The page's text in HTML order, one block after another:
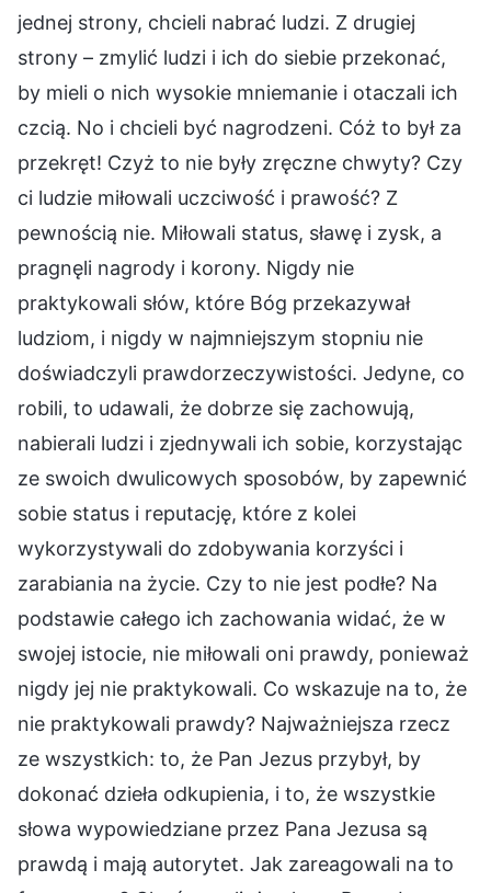
jednej strony, chcieli nabrać ludzi. Z drugiej
strony – zmylić ludzi i ich do siebie przekonać,
by mieli o nich wysokie mniemanie i otaczali ich
czcią. No i chcieli być nagrodzeni. Cóż to był za
przekręt! Czyż to nie były zręczne chwyty? Czy
ci ludzie miłowali uczciwość i prawość? Z
pewnością nie. Miłowali status, sławę i zysk, a
pragnęli nagrody i korony. Nigdy nie
praktykowali słów, które Bóg przekazywał
ludziom, i nigdy w najmniejszym stopniu nie
doświadczyli prawdorzeczywistości. Jedyne, co
robili, to udawali, że dobrze się zachowują,
nabierali ludzi i zjednywali ich sobie, korzystając
ze swoich dwulicowych sposobów, by zapewnić
sobie status i reputację, które z kolei
wykorzystywali do zdobywania korzyści i
zarabiania na życie. Czy to nie jest podłe? Na
podstawie całego ich zachowania widać, że w
swojej istocie, nie miłowali oni prawdy, ponieważ
nigdy jej nie praktykowali. Co wskazuje na to, że
nie praktykowali prawdy? Najważniejsza rzecz
ze wszystkich: to, że Pan Jezus przybył, by
dokonać dzieła odkupienia, i to, że wszystkie
słowa wypowiedziane przez Pana Jezusa są
prawdą i mają autorytet. Jak zareagowali na to